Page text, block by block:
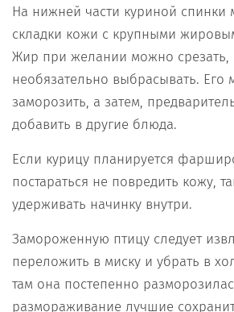
На нижней части куриной спинки
складки кожи с крупными
Жир при желании можно срезать,
необязательно выбрасывать. Его
заморозить, а затем,
добавить в другие блюда.
Если курицу планируется
постараться не повредить кожу,
удерживать начинку внутри.
Замороженную птицу следует
переложить в миску и убрать в
там она постепенно
размораживание лучшие